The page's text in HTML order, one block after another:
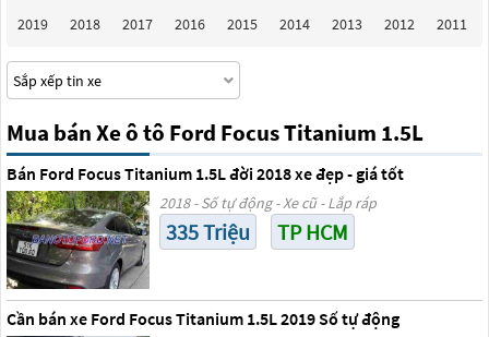
2019 2018 2017 2016 2015 2014 2013 2012 2011
Mua bán Xe ô tô Ford Focus Titanium 1.5L
Bán Ford Focus Titanium 1.5L đời 2018 xe đẹp - giá tốt
2018 - Số tự động - Xe cũ - Lắp ráp
335 Triệu TP HCM
Cần bán xe Ford Focus Titanium 1.5L 2019 Số tự động